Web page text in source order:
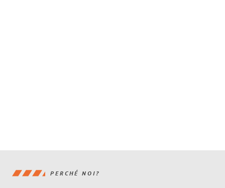
PERCHÉ NOI?